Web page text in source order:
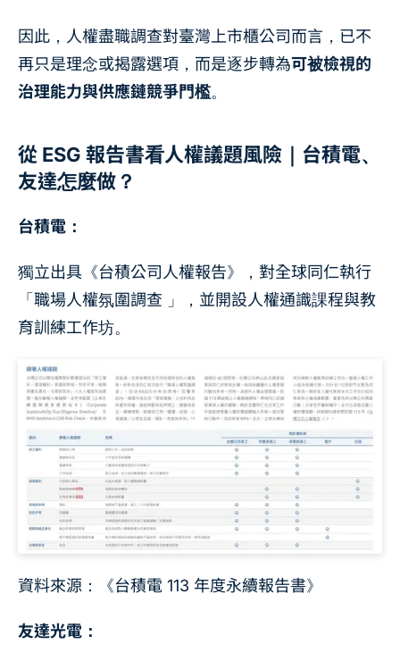
因此，人權盡職調查對臺灣上市櫃公司而言，已不
再只是理念或揭露選項，而是逐步轉為可被檢視的
治理能力與供應鏈競爭門檻。
從 ESG 報告書看人權議題風險｜台積電、
友達怎麼做？
台積電：
獨立出具《台積公司人權報告》，對全球同仁執行
「職場人權氛圍調查 」，並開設人權通識課程與教
育訓練工作坊。
資料來源：《台積電 113 年度永續報告書》
友達光電：